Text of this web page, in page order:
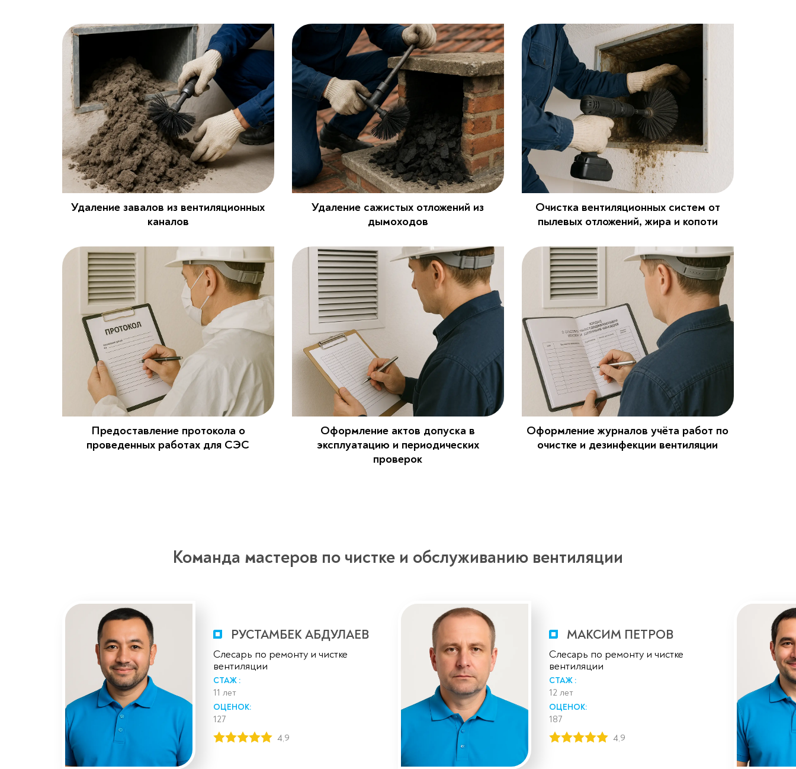
Удаление завалов из вентиляционных
каналов
Удаление сажистых отложений из
дымоходов
Очистка вентиляционных систем от
пылевых отложений, жира и копоти​
Предоставление протокола о
проведенных работах для СЭС
Оформление актов допуска в
эксплуатацию и периодических
проверок​
Оформление журналов учёта работ по
очистке и дезинфекции вентиляции​
Команда мастеров по чистке и обслуживанию вентиляции
РУСТАМБЕК АБДУЛАЕВ
Слесарь по ремонту и чистке
вентиляции
СТАЖ :
11 лет
ОЦЕНОК:
127
4,9
МАКСИМ ПЕТРОВ
Слесарь по ремонту и чистке
вентиляции
СТАЖ :
12 лет
ОЦЕНОК:
187
4,9